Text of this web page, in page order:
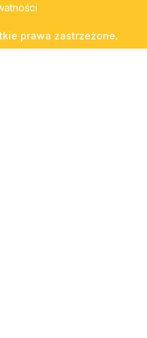
prawa zastrzeżone.